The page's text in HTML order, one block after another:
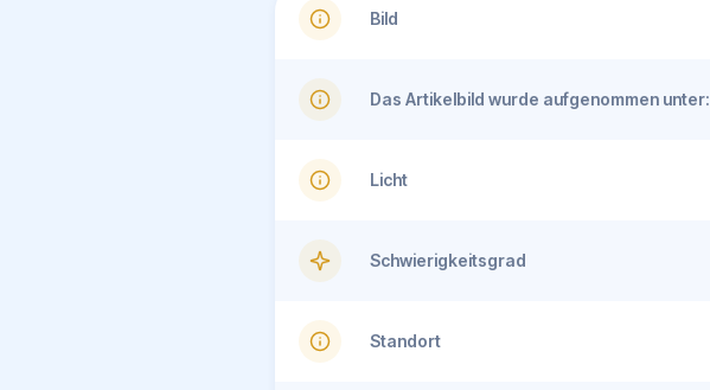
Bild
Das Artikelbild wurde aufgenommen unter:
Licht
Schwierigkeitsgrad
Standort